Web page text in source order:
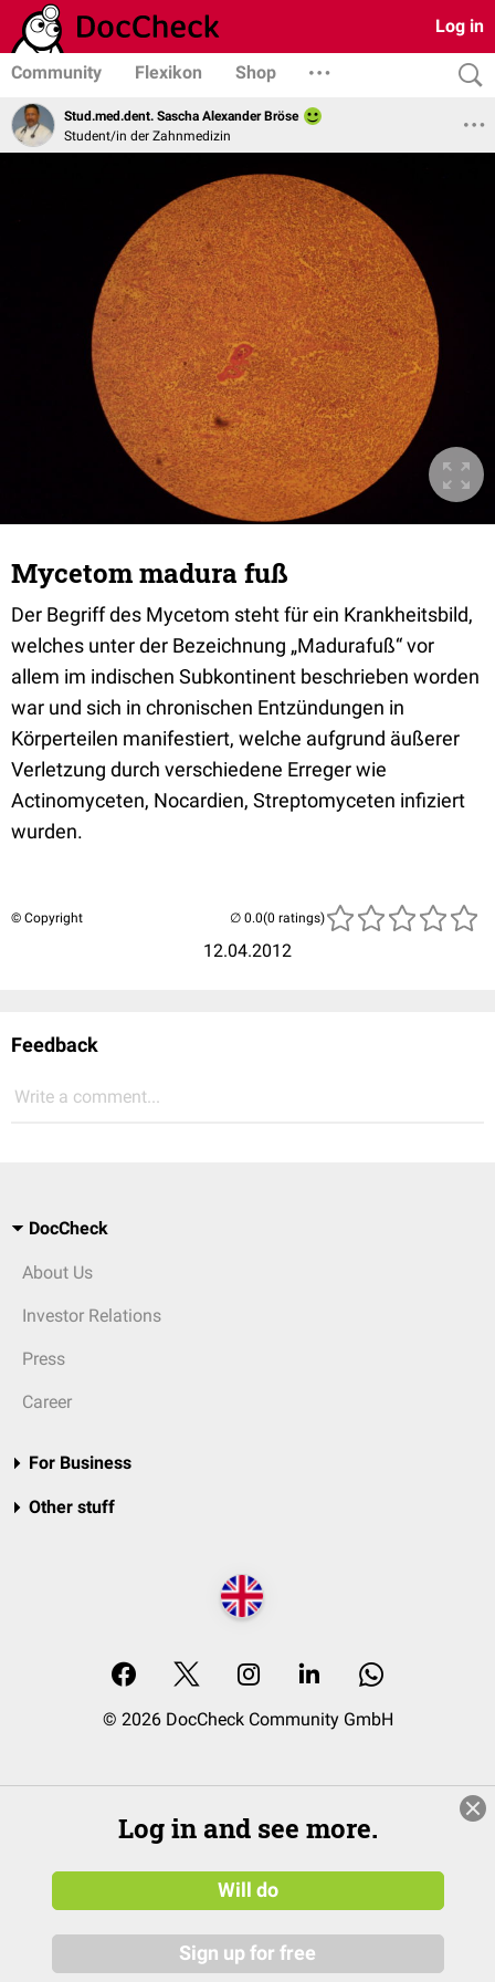
Log in
Community Flexikon Shop
Stud.med.dent. Sascha Alexander Bröse
Student/in der Zahnmedizin
Mycetom madura fuß
Der Begriff des Mycetom steht für ein Krankheitsbild,
welches unter der Bezeichnung „Madurafuß“ vor
allem im indischen Subkontinent beschrieben worden
war und sich in chronischen Entzündungen in
Körperteilen manifestiert, welche aufgrund äußerer
Verletzung durch verschiedene Erreger wie
Actinomyceten, Nocardien, Streptomyceten infiziert
wurden.
© Copyright
12.04.2012
(0 ratings)
Feedback
Write a comment...
DocCheck
About Us
Investor Relations
Press
Career
For Business
Other stuff
© 2026 DocCheck Community GmbH
Log in and see more.
Will do
Sign up for free